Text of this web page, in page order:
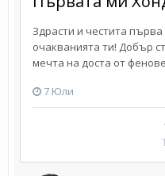
Здрасти и честита
очакванията ти! Добър
мечта на доста от
7 Юли